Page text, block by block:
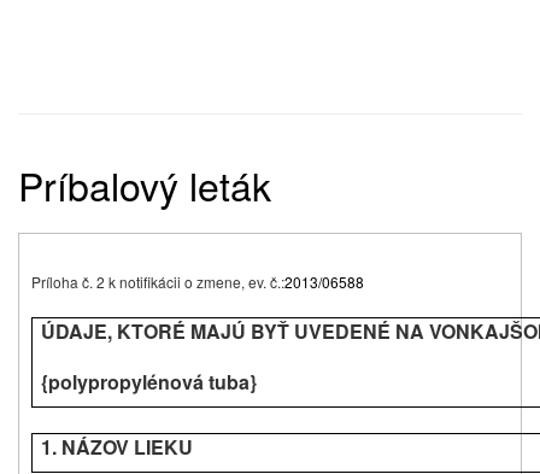
Príbalový leták
Príloha č. 2 k notifikácii o zmene, ev. č.:2013/06588
ÚDAJE, KTORÉ MAJÚ BYŤ UVEDENÉ NA
{polypropylénová tuba}
1. NÁZOV LIEKU